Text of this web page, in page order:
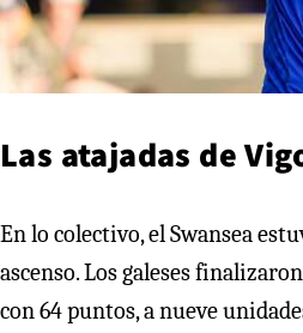
Las atajadas de
En lo colectivo, el Swansea
ascenso. Los galeses
con 64 puntos, a nueve